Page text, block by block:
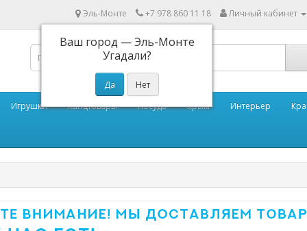
Эль-Монте
Ваш город —Эль-Монте
Угадали?
+7 978 860 11 18 Личный кабинет
Игрушки Канцтовары Посуда Крым Интерьер